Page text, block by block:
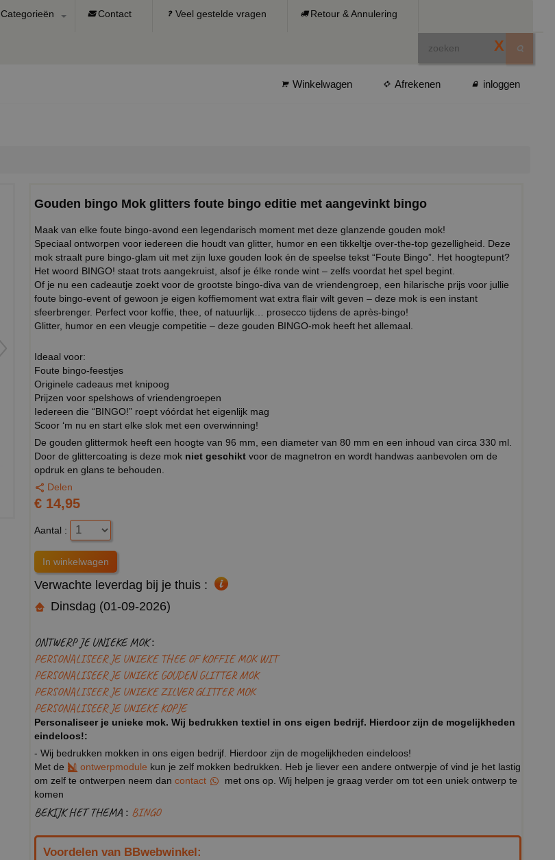
Categorieën Contact Veel gestelde vragen Retour & Annulering
X
Winkelwagen Afrekenen inloggen
Gouden bingo Mok glitters foute bingo editie met aangevinkt bingo
Maak van elke foute bingo-avond een legendarisch moment met deze glanzende gouden mok!
Speciaal ontworpen voor iedereen die houdt van glitter, humor en een tikkeltje over-the-top gezelligheid. Deze
mok straalt pure bingo-glam uit met zijn luxe gouden look én de speelse tekst “Foute Bingo”. Het hoogtepunt?
Het woord BINGO! staat trots aangekruist, alsof je élke ronde wint – zelfs voordat het spel begint.
Of je nu een cadeautje zoekt voor de grootste bingo-diva van de vriendengroep, een hilarische prijs voor jullie
foute bingo-event of gewoon je eigen koffiemoment wat extra flair wilt geven – deze mok is een instant
sfeerbrenger. Perfect voor koffie, thee, of natuurlijk… prosecco tijdens de après-bingo!
Glitter, humor en een vleugje competitie – deze gouden BINGO-mok heeft het allemaal.
Ideaal voor:
Foute bingo-feestjes
Originele cadeaus met knipoog
Prijzen voor spelshows of vriendengroepen
Iedereen die “BINGO!” roept vóórdat het eigenlijk mag
Scoor ‘m nu en start elke slok met een overwinning!
De gouden glittermok heeft een hoogte van 96 mm, een diameter van 80 mm en een inhoud van circa 330 ml.
Door de glittercoating is deze mok niet geschikt voor de magnetron en wordt handwas aanbevolen om de
opdruk en glans te behouden.
Delen
€ 14,95
Aantal :
Verwachte leverdag bij je thuis :
Dinsdag (01-09-2026)
ONTWERP JE UNIEKE MOK :
PERSONALISEER JE UNIEKE THEE OF KOFFIE MOK WIT
PERSONALISEER JE UNIEKE GOUDEN GLITTER MOK
PERSONALISEER JE UNIEKE ZILVER GLITTER MOK
PERSONALISEER JE UNIEKE KOPJE
Personaliseer je unieke mok. Wij bedrukken textiel in ons eigen bedrijf. Hierdoor zijn de mogelijkheden
eindeloos!:
- Wij bedrukken mokken in ons eigen bedrijf. Hierdoor zijn de mogelijkheden eindeloos!
Met de
ontwerpmodule kun je zelf mokken bedrukken. Heb je liever een andere ontwerpje of vind je het lastig
om zelf te ontwerpen neem dan contact
met ons op. Wij helpen je graag verder om tot een uniek ontwerp te
komen
BEKIJK HET THEMA : BINGO
Voordelen van BBwebwinkel: